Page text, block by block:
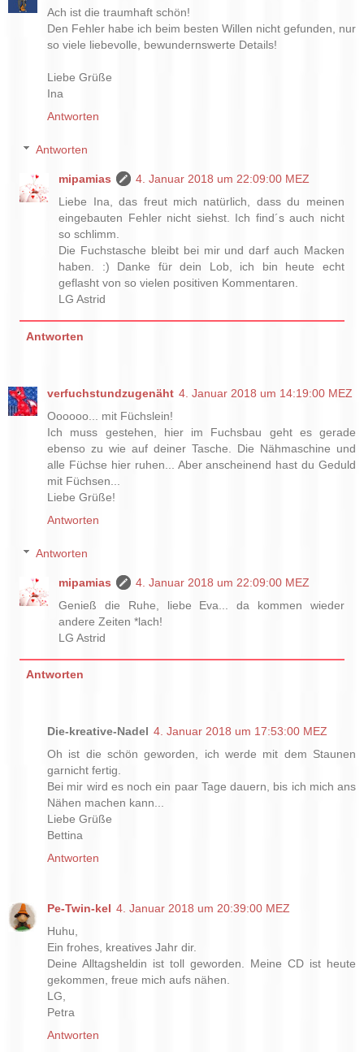
Ach ist die traumhaft schön!
Den Fehler habe ich beim besten Willen nicht gefunden, nur
so viele liebevolle, bewundernswerte Details!
Liebe Grüße
Ina
Antworten
Antworten
mipamias
4. Januar 2018 um 22:09:00 MEZ
Liebe Ina, das freut mich natürlich, dass du meinen
eingebauten Fehler nicht siehst. Ich find´s auch nicht
so schlimm.
Die Fuchstasche bleibt bei mir und darf auch Macken
haben. :) Danke für dein Lob, ich bin heute echt
geflasht von so vielen positiven Kommentaren.
LG Astrid
Antworten
verfuchstundzugenäht 4. Januar 2018 um 14:19:00 MEZ
Oooooo... mit Füchslein!
Ich muss gestehen, hier im Fuchsbau geht es gerade
ebenso zu wie auf deiner Tasche. Die Nähmaschine und
alle Füchse hier ruhen... Aber anscheinend hast du Geduld
mit Füchsen...
Liebe Grüße!
Antworten
Antworten
mipamias
4. Januar 2018 um 22:09:00 MEZ
Genieß die Ruhe, liebe Eva... da kommen wieder
andere Zeiten *lach!
LG Astrid
Antworten
Die-kreative-Nadel 4. Januar 2018 um 17:53:00 MEZ
Oh ist die schön geworden, ich werde mit dem Staunen
garnicht fertig.
Bei mir wird es noch ein paar Tage dauern, bis ich mich ans
Nähen machen kann...
Liebe Grüße
Bettina
Antworten
Pe-Twin-kel 4. Januar 2018 um 20:39:00 MEZ
Huhu,
Ein frohes, kreatives Jahr dir.
Deine Alltagsheldin ist toll geworden. Meine CD ist heute
gekommen, freue mich aufs nähen.
LG,
Petra
Antworten